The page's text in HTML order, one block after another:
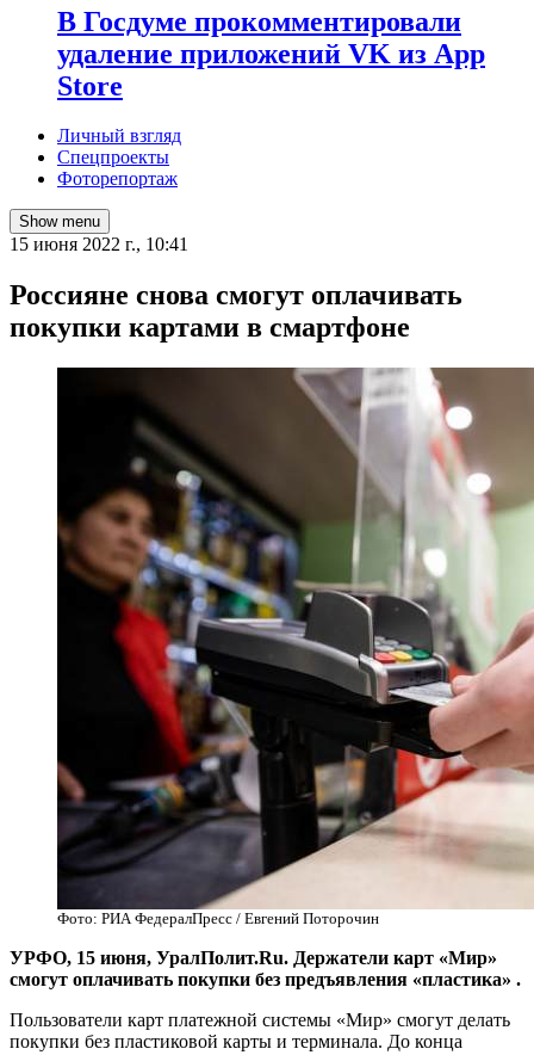
В Госдуме прокомментировали
удаление приложений VK из App
Store
Личный взгляд
Спецпроекты
Фоторепортаж
Show menu
15 июня 2022 г., 10:41
Россияне снова смогут оплачивать
покупки картами в смартфоне
Фото: РИА ФедералПресс / Евгений Поторочин
УРФО, 15 июня, УралПолит.Ru. Держатели карт «Мир»
смогут оплачивать покупки без предъявления «пластика» .
Пользователи карт платежной системы «Мир» смогут делать
покупки без пластиковой карты и терминала. До конца